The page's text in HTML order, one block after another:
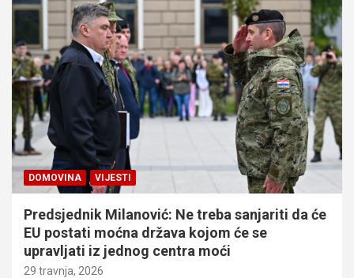
DOMOVINA VIJESTI
Predsjednik Milanović: Ne treba sanjariti da će
EU postati moćna država kojom će se
upravljati iz jednog centra moći
29 travnja, 2026